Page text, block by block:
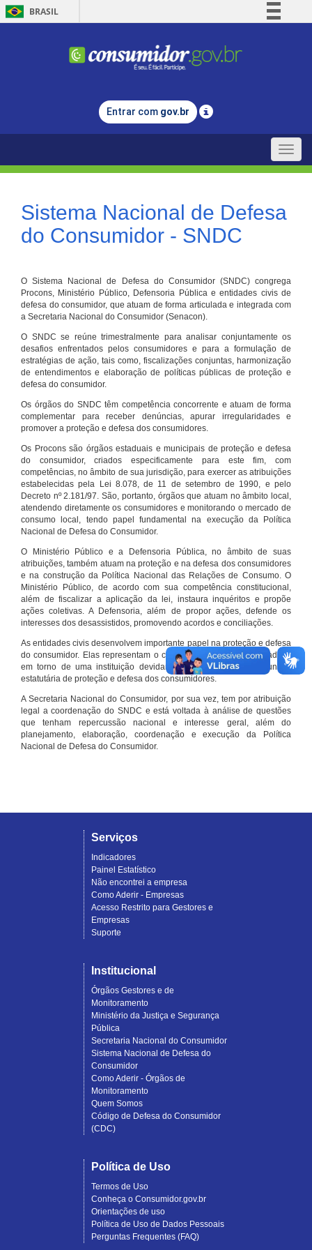
BRASIL
Comunica BR
Legislação
Entrar com gov.br
Toggle
Sistema Nacional de Defesa
do Consumidor - SNDC
O Sistema Nacional de Defesa do Consumidor (SNDC) congrega
Procons, Ministério Público, Defensoria Pública e entidades civis de
defesa do consumidor, que atuam de forma articulada e integrada com
a Secretaria Nacional do Consumidor (Senacon).
O SNDC se reúne trimestralmente para analisar conjuntamente os
desafios enfrentados pelos consumidores e para a formulação de
estratégias de ação, tais como, fiscalizações conjuntas, harmonização
de entendimentos e elaboração de políticas públicas de proteção e
defesa do consumidor.
Os órgãos do SNDC têm competência concorrente e atuam de forma
complementar para receber denúncias, apurar irregularidades e
promover a proteção e defesa dos consumidores.
Os Procons são órgãos estaduais e municipais de proteção e defesa
do consumidor, criados especificamente para este fim, com
competências, no âmbito de sua jurisdição, para exercer as atribuições
estabelecidas pela Lei 8.078, de 11 de setembro de 1990, e pelo
Decreto nº 2.181/97. São, portanto, órgãos que atuam no âmbito local,
atendendo diretamente os consumidores e monitorando o mercado de
consumo local, tendo papel fundamental na execução da Política
Nacional de Defesa do Consumidor.
O Ministério Público e a Defensoria Pública, no âmbito de suas
atribuições, também atuam na proteção e na defesa dos consumidores
e na construção da Política Nacional das Relações de Consumo. O
Ministério Público, de acordo com sua competência constitucional,
além de fiscalizar a aplicação da lei, instaura inquéritos e propõe
ações coletivas. A Defensoria, além de propor ações, defende os
interesses dos desassistidos, promovendo acordos e conciliações.
As entidades civis desenvolvem importante papel na proteção e defesa
do consumidor. Elas representam o conjunto organizado de cidadãos
em torno de uma instituição devidamente registrada e com função
estatutária de proteção e defesa dos consumidores.
A Secretaria Nacional do Consumidor, por sua vez, tem por atribuição
legal a coordenação do SNDC e está voltada à análise de questões
que tenham repercussão nacional e interesse geral, além do
planejamento, elaboração, coordenação e execução da Política
Nacional de Defesa do Consumidor.
Serviços
Indicadores
Painel Estatístico
Não encontrei a empresa
Como Aderir - Empresas
Acesso Restrito para Gestores e
Empresas
Suporte
Institucional
Órgãos Gestores e de
Monitoramento
Ministério da Justiça e Segurança
Pública
Secretaria Nacional do Consumidor
Sistema Nacional de Defesa do
Consumidor
Como Aderir - Órgãos de
Monitoramento
Quem Somos
Código de Defesa do Consumidor
(CDC)
Política de Uso
Termos de Uso
Conheça o Consumidor.gov.br
Orientações de uso
Política de Uso de Dados Pessoais
Perguntas Frequentes (FAQ)